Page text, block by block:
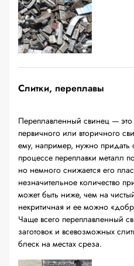
Слитки, переплавы
Переплавленный свинец — это
первичного или вторичного
ему, например, нужно
процессе переплавки металл
но немного снижается его
незначительное количество
может быть ниже, чем на
некритичная и ее можно
Чаще всего переплавленный
заготовок и всевозможных
блеск на местах среза.